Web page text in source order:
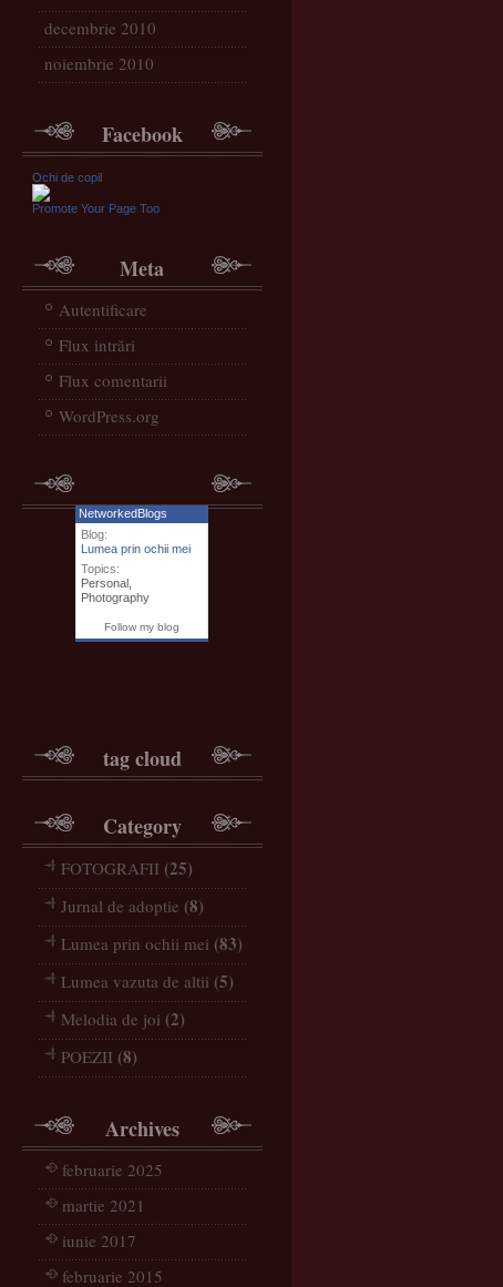
decembrie 2010
noiembrie 2010
Facebook
Ochi de copil
Promote Your Page Too
Meta
Autentificare
Flux intrări
Flux comentarii
WordPress.org
NetworkedBlogs
Blog:
Lumea prin ochii mei
Topics:
Personal
Photography
Follow my blog
tag cloud
Category
FOTOGRAFII (25)
Jurnal de adoptie (8)
Lumea prin ochii mei (83)
Lumea vazuta de altii (5)
Melodia de joi (2)
POEZII (8)
Archives
februarie 2025
martie 2021
iunie 2017
februarie 2015